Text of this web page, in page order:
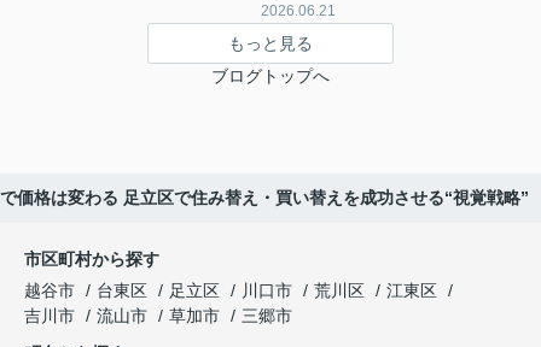
2026.06.21
もっと見る
ブログトップへ
価格は変わる 足立区で住み替え・買い替えを成功させる“視覚戦略”
市区町村から探す
越谷市
台東区 足立区 川口市 荒川区
江東区
吉川市
流山市 草加市
三郷市